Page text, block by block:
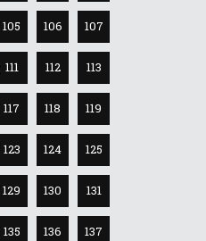
105 106 107
111 112 113
117 118 119
123 124 125
129 130 131
135 136 137